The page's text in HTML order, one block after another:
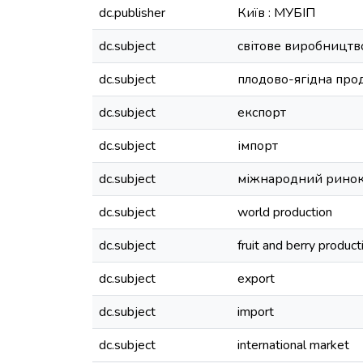
dc.publisher
Київ : МУБІП
dc.subject
світове
dc.subject
плодово-ягідна
dc.subject
експорт
dc.subject
імпорт
dc.subject
міжнародний
dc.subject
world production
dc.subject
fruit and berry
dc.subject
export
dc.subject
import
dc.subject
international market